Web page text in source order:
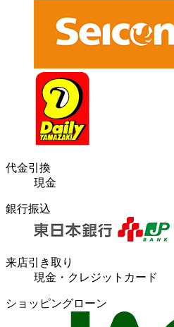
代金引換
現金
銀行振込
来店引き取り
現金・クレジットカード
ショッピングローン